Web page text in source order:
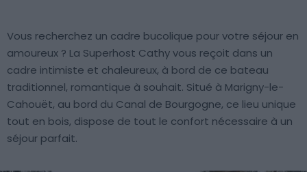
Vous recherchez un cadre bucolique pour votre séjour en
amoureux ? La Superhost Cathy vous reçoit dans un
cadre intimiste et chaleureux, à bord de ce bateau
traditionnel, romantique à souhait. Situé à Marigny-le-
Cahouët, au bord du Canal de Bourgogne, ce lieu unique
tout en bois, dispose de tout le confort nécessaire à un
séjour parfait.